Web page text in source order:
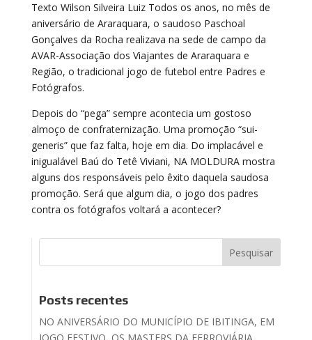
Texto Wilson Silveira Luiz Todos os anos, no mês de
aniversário de Araraquara, o saudoso Paschoal
Gonçalves da Rocha realizava na sede de campo da
AVAR-Associação dos Viajantes de Araraquara e
Região, o tradicional jogo de futebol entre Padres e
Fotógrafos.
Depois do “pega” sempre acontecia um gostoso
almoço de confraternização. Uma promoção “sui-
generis” que faz falta, hoje em dia. Do implacável e
inigualável Baú do Tetê Viviani, NA MOLDURA mostra
alguns dos responsáveis pelo êxito daquela saudosa
promoção. Será que algum dia, o jogo dos padres
contra os fotógrafos voltará a acontecer?
Posts recentes
NO ANIVERSÁRIO DO MUNICÍPIO DE IBITINGA, EM